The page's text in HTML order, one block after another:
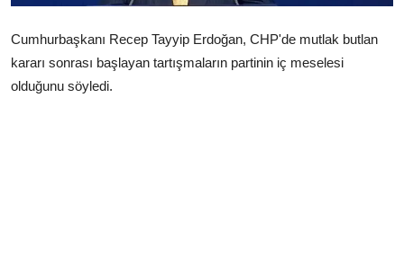
Cumhurbaşkanı Recep Tayyip Erdoğan, CHP'de mutlak butlan
kararı sonrası başlayan tartışmaların partinin iç meselesi
olduğunu söyledi.